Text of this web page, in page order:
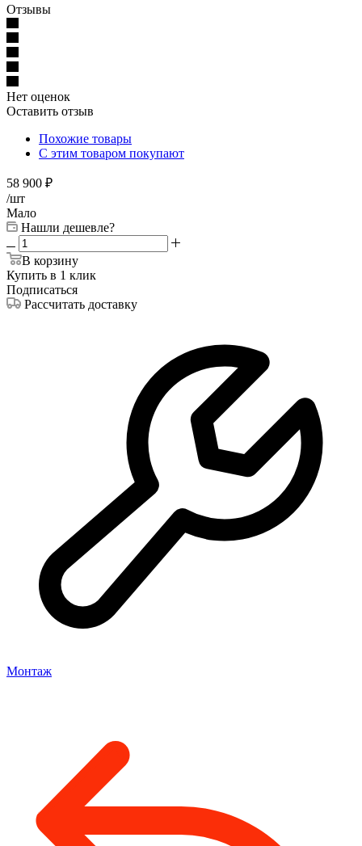
Отзывы
Нет оценок
Оставить отзыв
Похожие товары
С этим товаром покупают
58 900 ₽
/шт
Мало
Нашли дешевле?
В корзину
Купить в 1 клик
Подписаться
Рассчитать доставку
Монтаж